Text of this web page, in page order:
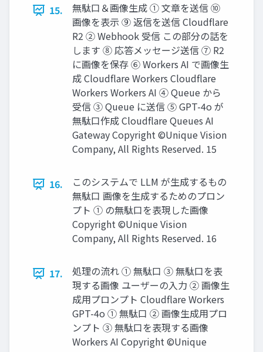
15.
無駄口＆画像生成 ① 文章を送信 ⑩
画像を表示 ⑨ 返信を送信 Cloudflare
R2 ② Webhook 受信 この部分の話を
します ⑧ 応答メッセージ送信 ⑦ R2
に画像を保存 ⑥ Workers AI で画像生
成 Cloudflare Workers Cloudflare
Workers Workers AI ④ Queue から
受信 ③ Queue に送信 ⑤ GPT-4o が
無駄口作成 Cloudflare Queues AI
Gateway Copyright ©Unique Vision
Company, All Rights Reserved. 15
16.
このシステムで LLM が生成するもの
無駄口 画像を生成するためのプロン
プト ① の無駄口を表現した画像
Copyright ©Unique Vision
Company, All Rights Reserved. 16
17.
処理の流れ ① 無駄口 ③ 無駄口を表
現する画像 ユーザーの入力 ② 画像生
成用プロンプト Cloudflare Workers
GPT-4o ① 無駄口 ② 画像生成用プロ
ンプト ③ 無駄口を表現する画像
Workers AI Copyright ©Unique